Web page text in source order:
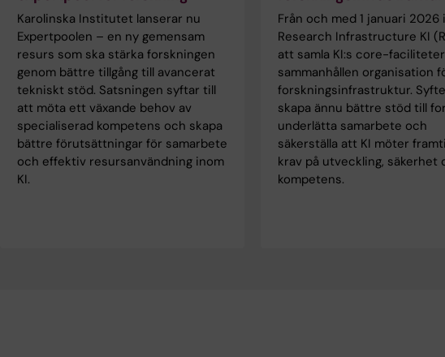
Karolinska Institutet lanserar nu
Expertpoolen – en ny gemensam
resurs som ska stärka forskningen
genom bättre tillgång till avancerat
tekniskt stöd. Satsningen syftar till
att möta ett växande behov av
specialiserad kompetens och skapa
bättre förutsättningar för samarbete
och effektiv resursanvändning inom
KI.
Från och med 1 januari 2026
Research Infrastructure KI
att samla KI:s core-
sammanhållen organisation
forskningsinfrastruktur.
skapa ännu bättre stöd till
underlätta samarbete och
säkerställa att KI möter
krav på utveckling, säkerhet
kompetens.